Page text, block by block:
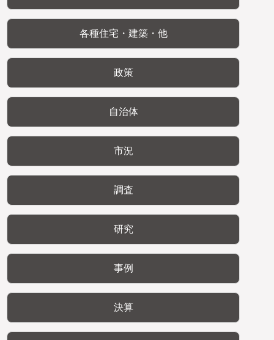
各種住宅・建築・他
政策
自治体
市況
調査
研究
事例
決算